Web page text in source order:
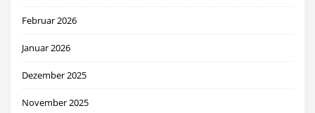
Februar 2026
Januar 2026
Dezember 2025
November 2025